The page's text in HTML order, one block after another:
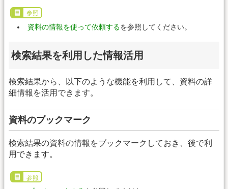
参照
資料の情報を使って依頼するを参照してください。
検索結果を利用した情報活用
検索結果から、以下のような機能を利用して、資料の詳
細情報を活用できます。
資料のブックマーク
検索結果の資料の情報をブックマークしておき、後で利
用できます。
参照